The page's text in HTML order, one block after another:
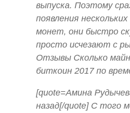
выпуска. Поэтому
появления
монет, они быстро
просто исчезают с
Отзывы Сколько
биткоин 2017 по
[quote=Амина
назад[/quote] С того